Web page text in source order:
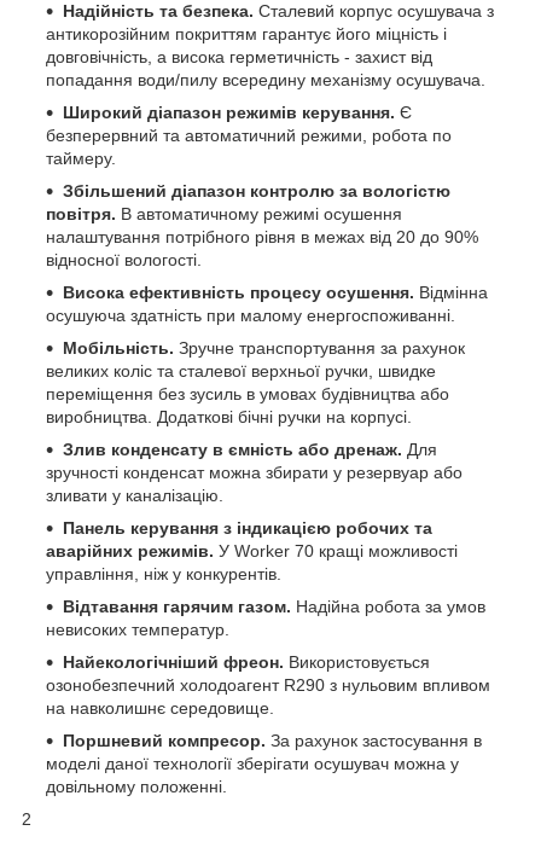
Надійність та безпека. Сталевий корпус осушувача з
антикорозійним покриттям гарантує його міцність і
довговічність, а висока герметичність - захист від
попадання води/пилу всередину механізму осушувача.
Широкий діапазон режимів керування. Є
безперервний та автоматичний режими, робота по
таймеру.
Збільшений діапазон контролю за вологістю
повітря. В автоматичному режимі осушення
налаштування потрібного рівня в межах від 20 до 90%
відносної вологості.
Висока ефективність процесу осушення. Відмінна
осушуюча здатність при малому енергоспоживанні.
Мобільність. Зручне транспортування за рахунок
великих коліс та сталевої верхньої ручки, швидке
переміщення без зусиль в умовах будівництва або
виробництва. Додаткові бічні ручки на корпусі.
Злив конденсату в ємність або дренаж. Для
зручності конденсат можна збирати у резервуар або
зливати у каналізацію.
Панель керування з індикацією робочих та
аварійних режимів. У Worker 70 кращі можливості
управління, ніж у конкурентів.
Відтавання гарячим газом. Надійна робота за умов
невисоких температур.
Найекологічніший фреон. Використовується
озонобезпечний холодоагент R290 з нульовим впливом
на навколишнє середовище.
Поршневий компресор. За рахунок застосування в
моделі даної технології зберігати осушувач можна у
довільному положенні.
2